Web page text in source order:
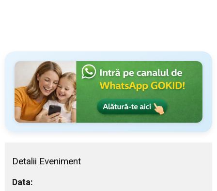
Detalii Eveniment
Data: